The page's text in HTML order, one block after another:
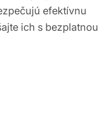
efektívnu
ich s bezplatnou